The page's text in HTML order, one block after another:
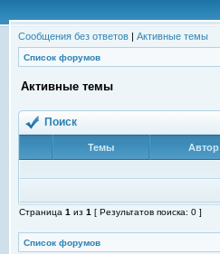
Сообщения без ответов | Активные темы
Список форумов
Активные темы
Поиск
Темы Автор
Страница 1 из 1 [ Результатов поиска: 0 ]
Список форумов